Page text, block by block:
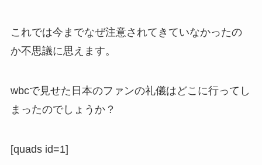
これでは今までなぜ注意されてきていなかったの
か不思議に思えます。
wbcで見せた日本のファンの礼儀はどこに行ってし
まったのでしょうか？
[quads id=1]